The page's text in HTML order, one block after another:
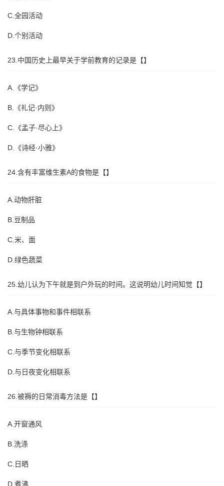
C.全园活动
D.个别活动
23.中国历史上最早关于学前教育的记录是【】
A.《学记》
B.《礼记·内则》
C.《孟子·尽心上》
D.《诗经·小雅》
24.含有丰富维生素A的食物是【】
A.动物肝脏
B.豆制品
C.米、面
D.绿色蔬菜
25.幼儿认为下午就是到户外玩的时间。这说明幼儿时间知觉【】
A.与具体事物和事件相联系
B.与生物钟相联系
C.与季节变化相联系
D.与日夜变化相联系
26.被褥的日常消毒方法是【】
A.开窗通风
B.洗涤
C.日晒
D.煮沸